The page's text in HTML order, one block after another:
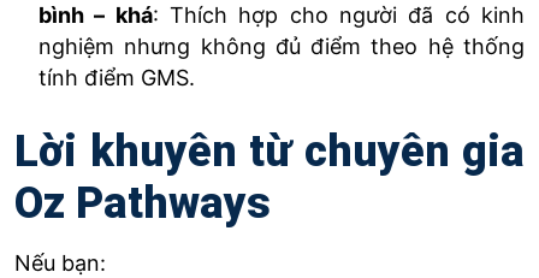
bình – khá: Thích hợp cho người đã có kinh
nghiệm nhưng không đủ điểm theo hệ thống
tính điểm GMS.
Lời khuyên từ chuyên gia
Oz Pathways
Nếu bạn: